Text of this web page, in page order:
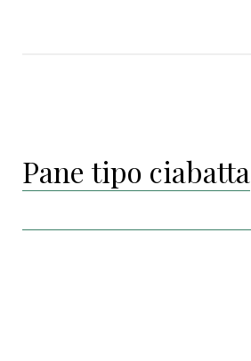
Pane tipo ciabatta